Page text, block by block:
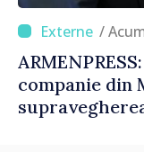
/
companie din